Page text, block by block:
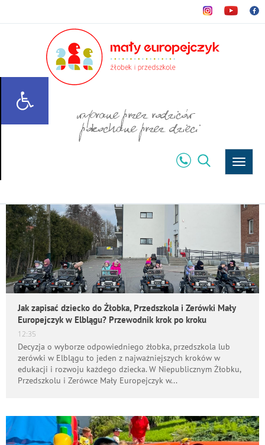
menu
Jak zapisać dziecko do Żłobka, Przedszkola i Zerówki Mały
Europejczyk w Elblągu? Przewodnik krok po kroku
12:35
Decyzja o wyborze odpowiedniego żłobka, przedszkola lub
zerówki w Elblągu to jeden z najważniejszych kroków w
edukacji i rozwoju każdego dziecka. W Niepublicznym Żłobku,
Przedszkolu i Zerówce Mały Europejczyk w...